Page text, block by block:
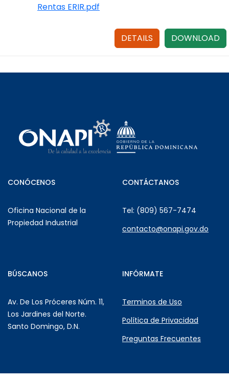
Rentas ERIR.pdf
DOWNLOAD
DETAILS
CONÓCENOS
Oficina Nacional de la
Propiedad Industrial
CONTÁCTANOS
Tel: (809) 567-7474
contacto@onapi.gov.do
BÚSCANOS
Av. De Los Próceres Núm. 11,
Los Jardines del Norte.
Santo Domingo, D.N.
INFÓRMATE
Terminos de Uso
Política de Privacidad
Preguntas Frecuentes